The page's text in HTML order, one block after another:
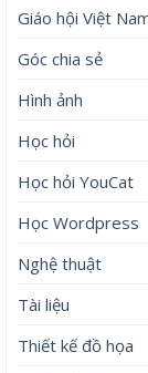
Giáo hội Việt
Góc chia sẻ
Hình ảnh
Học hỏi
Học hỏi YouCat
Học Wordpress
Nghệ thuật
Tài liệu
Thiết kế đồ họa